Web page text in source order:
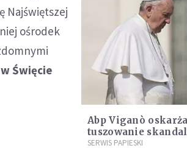
Najświętszej
ośrodek
Święcie
Abp Viganò
tuszowanie
Franciszek nie
SERWIS PAPIESKI